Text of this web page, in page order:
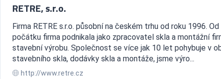
RETRE, s.r.o.
Firma RETRE s.r.o. působní na českém trhu od roku 1996.
počátku firma podnikala jako zpracovatel skla a montážní
stavební výrobu. Společnost se více jak 10 let pohybuje v
stavebního skla, dodávky skla a montáže, jsme výro...
http://www.retre.cz